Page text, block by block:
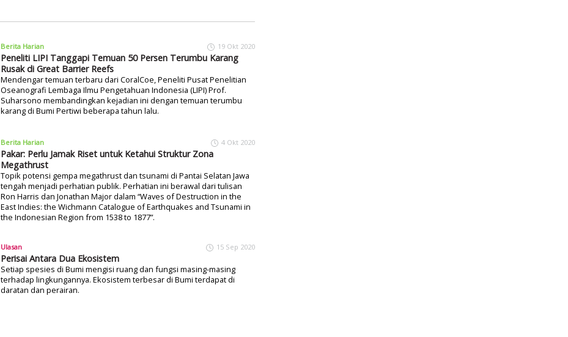
Berita Harian 19 Okt 2020
Peneliti LIPI Tanggapi Temuan 50 Persen Terumbu Karang
Rusak di Great Barrier Reefs
Mendengar temuan terbaru dari CoralCoe, Peneliti Pusat Penelitian
Oseanografi Lembaga Ilmu Pengetahuan Indonesia (LIPI) Prof.
Suharsono membandingkan kejadian ini dengan temuan terumbu
karang di Bumi Pertiwi beberapa tahun lalu.
Berita Harian 4 Okt 2020
Pakar: Perlu Jamak Riset untuk Ketahui Struktur Zona
Megathrust
Topik potensi gempa megathrust dan tsunami di Pantai Selatan Jawa
tengah menjadi perhatian publik. Perhatian ini berawal dari tulisan
Ron Harris dan Jonathan Major dalam “Waves of Destruction in the
East Indies: the Wichmann Catalogue of Earthquakes and Tsunami in
the Indonesian Region from 1538 to 1877”.
Ulasan 15 Sep 2020
Perisai Antara Dua Ekosistem
Setiap spesies di Bumi mengisi ruang dan fungsi masing-masing
terhadap lingkungannya. Ekosistem terbesar di Bumi terdapat di
daratan dan perairan.